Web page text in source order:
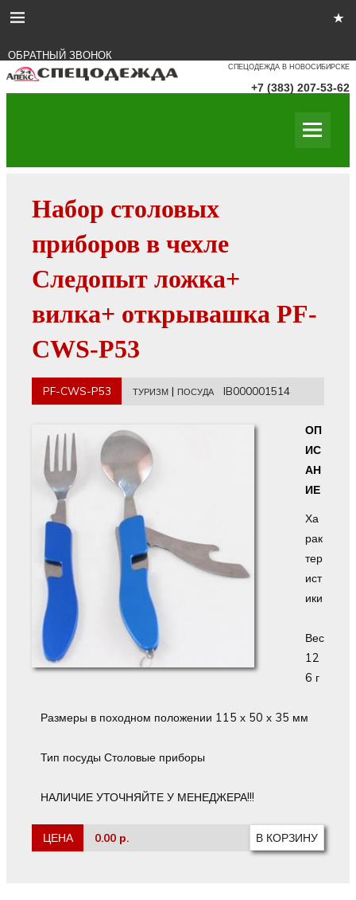
ОБРАТНЫЙ ЗВОНОК
СПЕЦОДЕЖДА В НОВОСИБИРСКЕ
+7 (383) 207-53-62
Набор столовых
приборов в чехле
Следопыт ложка+
вилка+ открывашка PF-
CWS-P53
PF-CWS-P53 ТУРИЗМ| ПОСУДАIB000001514
ОП
ИС
АН
ИЕ
Ха
рак
тер
ист
ики
Вес
12
6 г
Размеры в походном положении 115 х 50 х 35 мм
Тип посуды Столовые приборы
НАЛИЧИЕ УТОЧНЯЙТЕ У МЕНЕДЖЕРА!!!
ЦЕНА 0.00 р.